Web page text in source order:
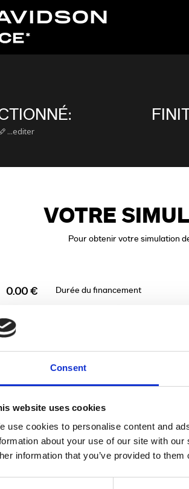
Consent
website uses cookies
use cookies to personalise content and
about your use of our site with
information that you’ve provided to
...editer
VOTRE
Pour obtenir votre simulation
0.00 € Durée du financement
vous engage et doit être